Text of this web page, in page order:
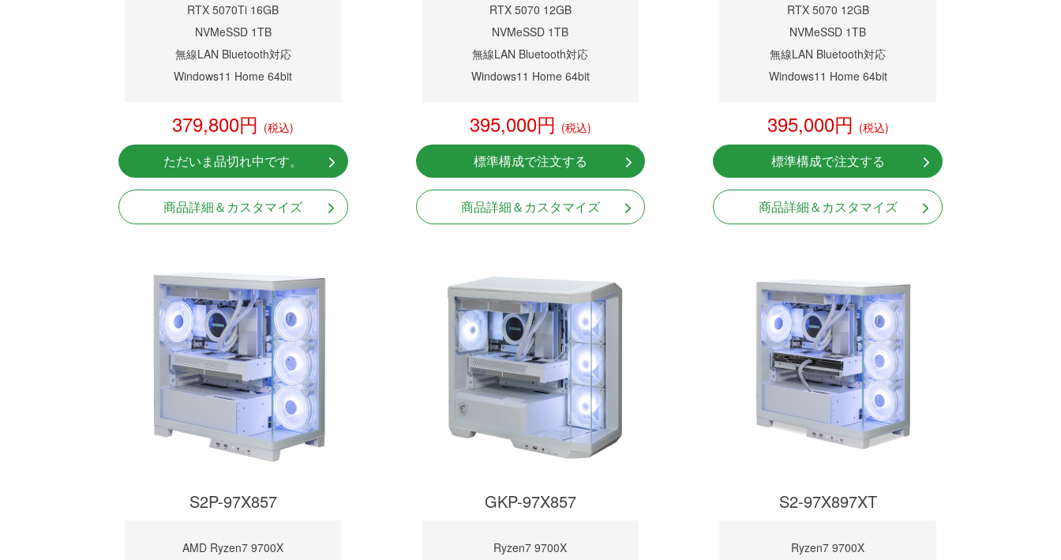
RTX 5070Ti 16GB
NVMeSSD 1TB
無線LAN Bluetooth対応
Windows11 Home 64bit
379,800円 (税込)
ただいま品切れ中です。
商品詳細＆カスタマイズ
RTX 5070 12GB
NVMeSSD 1TB
無線LAN Bluetooth対応
Windows11 Home 64bit
395,000円 (税込)
標準構成で注文する
商品詳細＆カスタマイズ
RTX 5070 12GB
NVMeSSD 1TB
無線LAN Bluetooth対応
Windows11 Home 64bit
395,000円 (税込)
標準構成で注文する
商品詳細＆カスタマイズ
S2P-97X857
AMD Ryzen7 9700X
GKP-97X857
Ryzen7 9700X
S2-97X897XT
Ryzen7 9700X